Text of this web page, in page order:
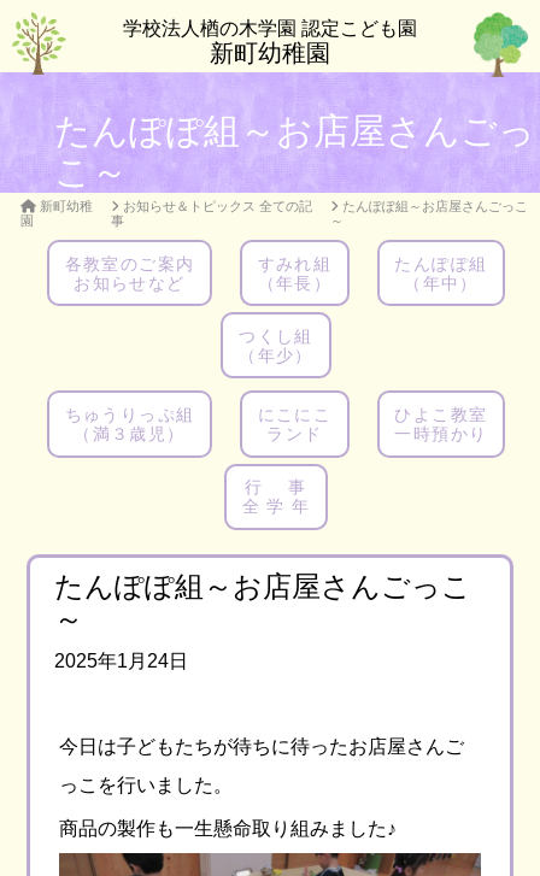
学校法人楢の木学園 認定こども園
新町幼稚園
たんぽぽ組～お店屋さんごっ
こ～
新町幼稚
園
お知らせ＆トピックス 全ての記
事
たんぽぽ組～お店屋さんごっこ
～
各教室のご案内
お知らせなど
すみれ組
（年長）
たんぽぽ組
（年中）
つくし組
（年少）
ちゅうりっぷ組
（満３歳児）
にこにこ
ランド
ひよこ教室
一時預かり
行 事
全 学 年
たんぽぽ組～お店屋さんごっこ
～
2025年1月24日
今日は子どもたちが待ちに待ったお店屋さんご
っこを行いました。
商品の製作も一生懸命取り組みました♪